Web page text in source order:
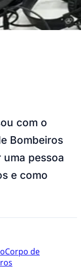
com o
Bombeiros
pessoa
e como
Corpo de